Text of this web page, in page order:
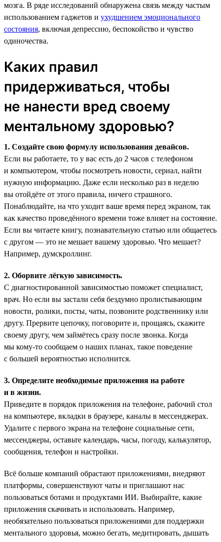
мозга. В ряде исследований обнаружена связь между частым
использованием гаджетов и ухудшением эмоционального
состояния, включая депрессию, беспокойство и чувство
одиночества.
Каких правил
придерживаться, чтобы
не нанести вред своему
ментальному здоровью?
1. Создайте свою формулу использования девайсов.
Если вы работаете, то у вас есть до 2 часов с телефоном
и компьютером, чтобы посмотреть новости, сериал, найти
нужную информацию. Даже если несколько раз в неделю
вы отойдёте от этого правила, ничего страшного.
Понаблюдайте, на что уходит ваше время перед экраном, так
как качество проведённого времени тоже влияет на состояние.
Если вы читаете книгу, познавательную статью или общаетесь
с другом — это не мешает вашему здоровью. Что мешает?
Например, думскроллинг.
2. Оборвите лёгкую зависимость.
С диагностированной зависимостью поможет специалист,
врач. Но если вы застали себя бездумно пролистывающим
новости, ролики, посты, чаты, позвоните родственнику или
другу. Прервите цепочку, поговорите и, прощаясь, скажите
своему другу, чем займётесь сразу после звонка. Когда
мы кому-то сообщаем о наших планах, такое поведение
с большей вероятностью исполнится.
3. Определите необходимые приложения на работе
и в жизни.
Приведите в порядок приложения на телефоне, рабочий стол
на компьютере, вкладки в браузере, каналы в мессенджерах.
Удалите с первого экрана на телефоне социальные сети,
мессенджеры, оставьте календарь, часы, погоду, калькулятор,
сообщения, телефон и настройки.
Всё больше компаний обрастают приложениями, внедряют
платформы, совершенствуют чаты и приглашают нас
пользоваться ботами и продуктами ИИ. Выбирайте, какие
приложения скачивать и использовать. Например,
необязательно пользоваться приложениями для поддержки
ментального здоровья, можно бегать, медитировать, дышать